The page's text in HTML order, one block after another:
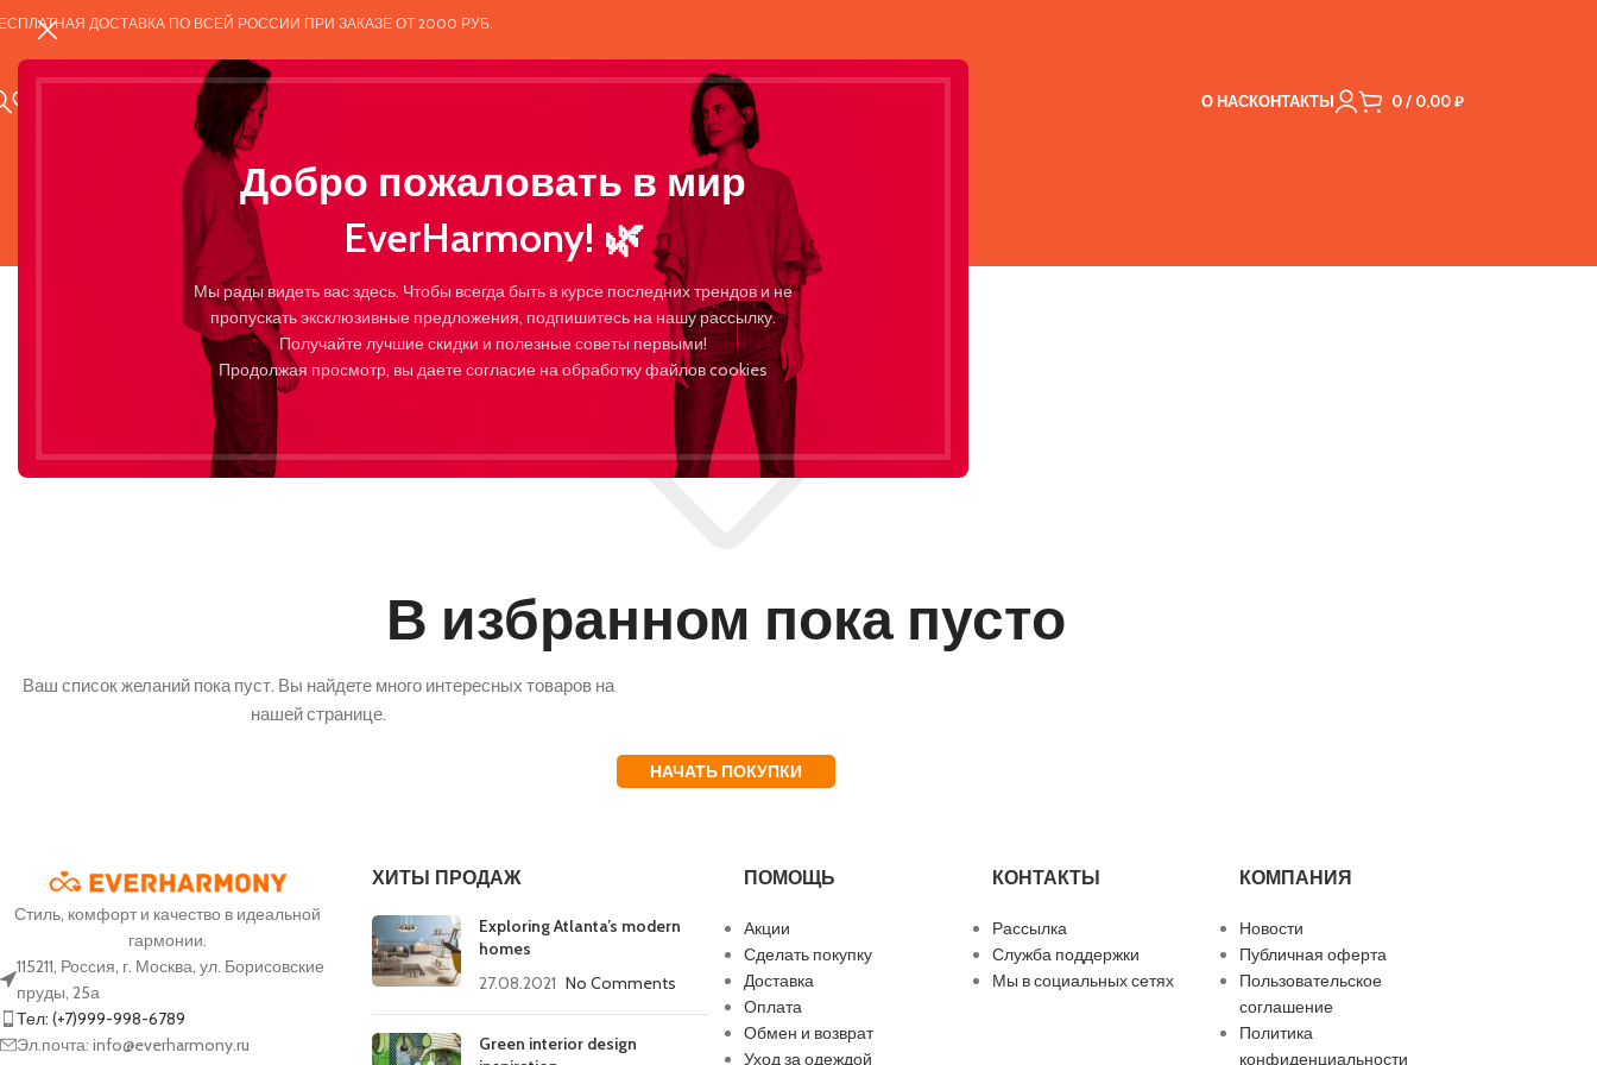
Добро пожаловать в мир
EverHarmony! 🌿
Мы рады видеть вас здесь. Чтобы всегда быть в курсе последних трендов и не
пропускать эксклюзивные предложения, подпишитесь на нашу рассылку.
Получайте лучшие скидки и полезные советы первыми!
Продолжая просмотр, вы даете согласие на обработку файлов cookies
ДОСТАВКА ПО ВСЕЙ РОССИИ ПРИ ЗАКАЗЕ ОТ 2000 РУБ.
Костюмы
Ветровки
Жилетка
свитшоты
СПОРТИВНАЯ ОДЕЖДА
Брюки и шорты
Топы и легинсы
О НАСКОНТАКТЫ 0/ 0,00₽
Wishlist
Home Wishlist
В избранном пока пусто
Ваш список желаний пока пуст. Вы найдете много интересных товаров на
нашей странице.
НАЧАТЬ ПОКУПКИ
Стиль, комфорт и качество в идеальной
гармонии.
115211, Россия, г. Москва, ул. Борисовские
пруды, 25а
Тел: (+7)999-998-6789
Эл.почта: info@everharmony.ru
ХИТЫ ПРОДАЖ
Exploring Atlanta’s modern
homes
27.08.2021 No Comments
Green interior design
ПОМОЩЬ
Акции
Сделать покупку
Доставка
Оплата
Обмен и возврат
Уход за одеждой
КОНТАКТЫ
Рассылка
Служба поддержки
Мы в социальных сетях
КОМПАНИЯ
Новости
Публичная оферта
Пользовательское
соглашение
Политика
конфиденциальности